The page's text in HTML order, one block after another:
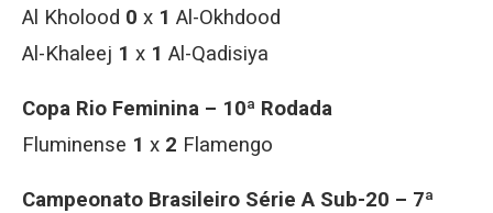
Al Kholood 0 x 1 Al-Okhdood
Al-Khaleej 1 x 1 Al-Qadisiya
Copa Rio Feminina – 10ª Rodada
Fluminense 1 x 2 Flamengo
Campeonato Brasileiro Série A Sub-20 – 7ª